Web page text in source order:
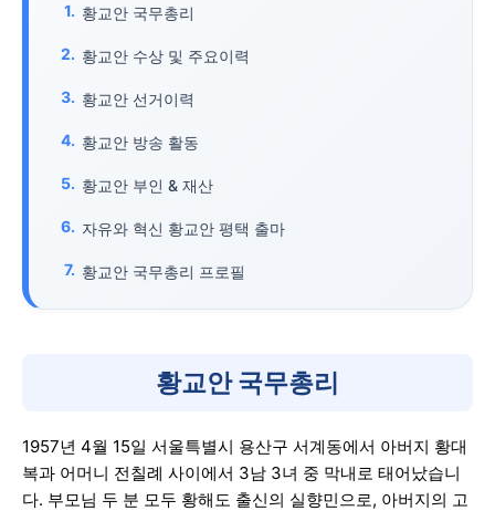
황교안 국무총리
황교안 수상 및 주요이력
황교안 선거이력
황교안 방송 활동
황교안 부인 & 재산
자유와 혁신 황교안 평택 출마
황교안 국무총리 프로필
황교안 국무총리
1957년 4월 15일 서울특별시 용산구 서계동에서 아버지 황대
복과 어머니 전칠례 사이에서 3남 3녀 중 막내로 태어났습니
다. 부모님 두 분 모두 황해도 출신의 실향민으로, 아버지의 고